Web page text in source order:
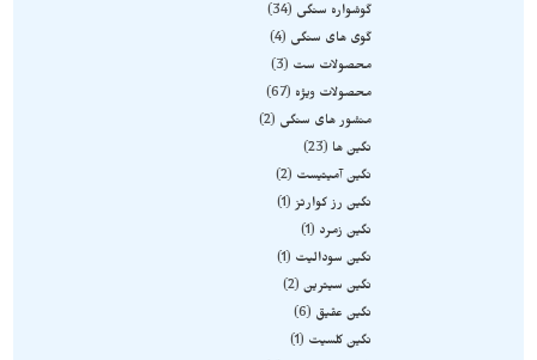
گوشواره سنگی
34
گوی های سنگی
4
محصولات ست
3
محصولات ویژه
67
منشور های سنگی
2
نگین ها
23
نگین آمیتیست
2
نگین رز کوارتز 1
نگین زمرد
1
نگین سودالیت
1
نگین سیترین 2
نگین عقیق
6
نگین کلسیت
1